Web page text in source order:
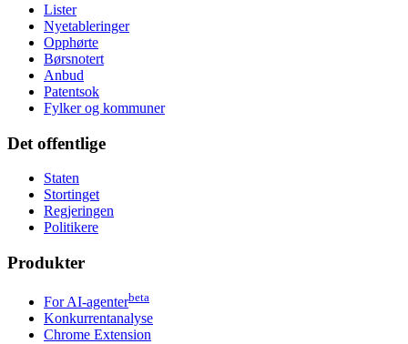
Lister
Nyetableringer
Opphørte
Børsnotert
Anbud
Patentsok
Fylker og kommuner
Det offentlige
Staten
Stortinget
Regjeringen
Politikere
Produkter
For AI-agenterbeta
Konkurrentanalyse
Chrome Extension